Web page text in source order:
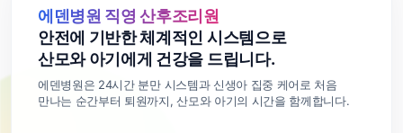
에덴병원 직영 산후조리원
안전에 기반한 체계적인 시스템으로
산모와 아기에게 건강을 드립니다.
에덴병원은 24시간 분만 시스템과 신생아 집중 케어로 처음
만나는 순간부터 퇴원까지, 산모와 아기의 시간을 함께합니다.